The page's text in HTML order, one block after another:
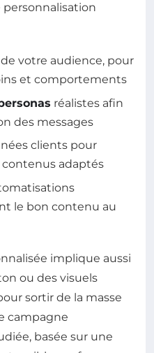
votre audience, pour
et comportements
réalistes afin
des messages
clients pour
contenus adaptés
le bon contenu au
implique aussi
ou des visuels
sortir de la masse
campagne
basée sur une